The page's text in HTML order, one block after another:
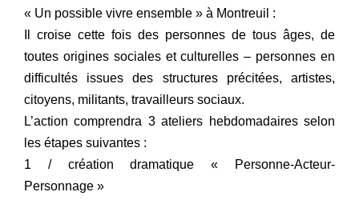
« Un possible vivre ensemble » à Montreuil :
Il croise cette fois des personnes de tous âges, de
toutes origines sociales et culturelles – personnes en
difficultés issues des structures précitées, artistes,
citoyens, militants, travailleurs sociaux.
L’action comprendra 3 ateliers hebdomadaires selon
les étapes suivantes :
1 / création dramatique « Personne-Acteur-
Personnage »